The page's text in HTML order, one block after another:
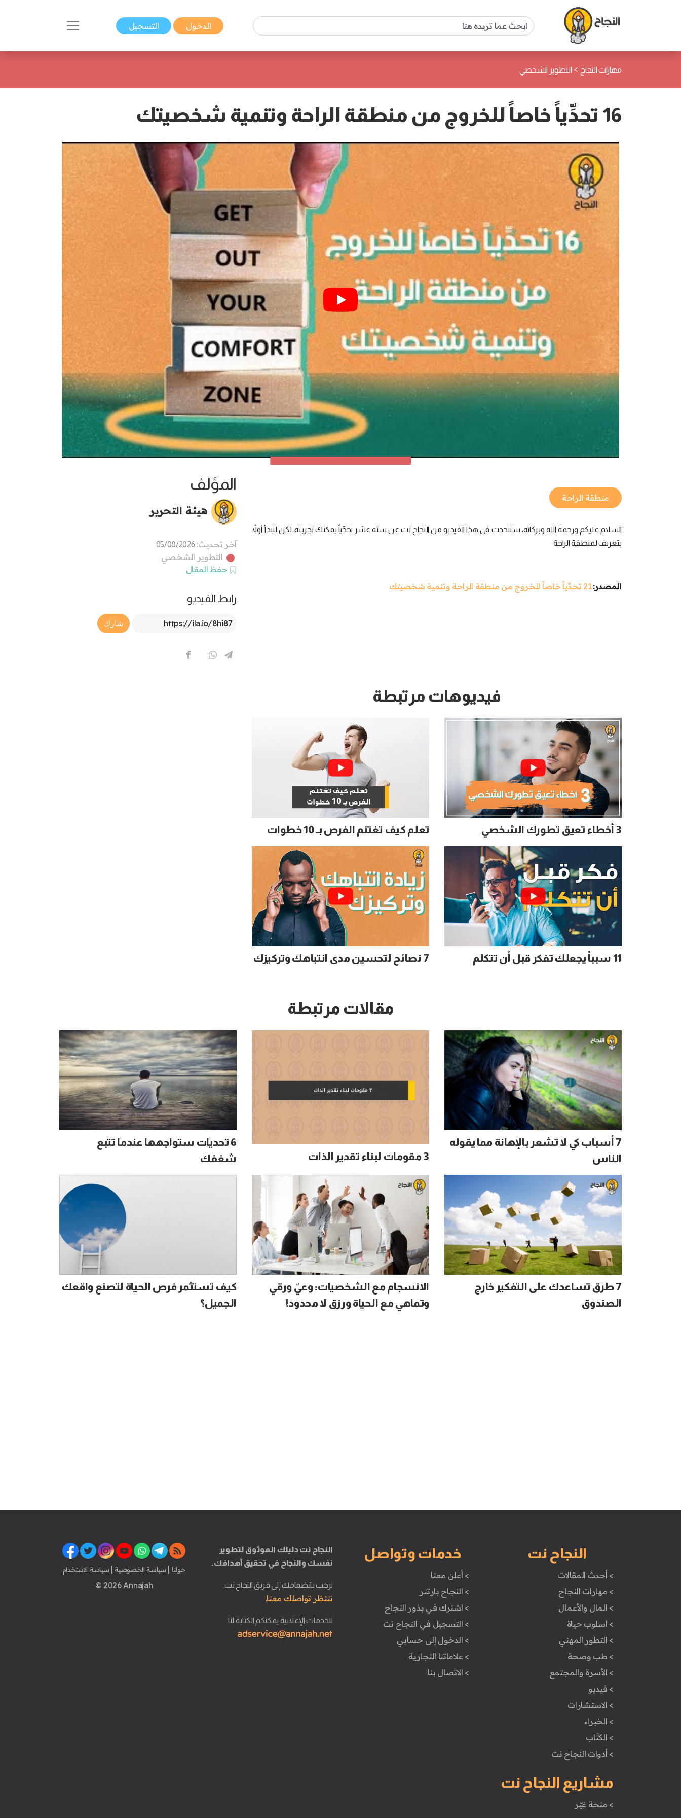
الدخول التسجيل
مهارات النجاح > التطوير الشخصي
16 تحدِّياً خاصاً للخروج من منطقة الراحة وتنمية شخصيتك
منطقة الراحة
السلام عليكم ورحمة الله وبركاته، سنتحدث في هذا الفيديو من النجاح نت عن ستة عشر تحدِّياً يمكنك تجربته، لكن لنبدأ أولاً
بتعريف لمنطقة الراحة
المصدر:21 تحدِّياً خاصاً للخروج من منطقة الراحة وتنمية شخصيتك
المؤلف
هيئة التحرير
آخر تحديث: 05/08/2026
التطوير الشخصي
حفظ المقال
رابط الفيديو
Article Link
شارك
فيديوهات مرتبطة
3 أخطاء تعيق تطورك الشخصي تعلم كيف تغتنم الفرص بـ 10 خطوات
11 سبباً يجعلك تفكر قبل أن تتكلم 7 نصائح لتحسين مدى انتباهك وتركيزك
مقالات مرتبطة
7 أسباب كي لا تشعر بالإهانة مما يقوله
الناس
3 مقومات لبناء تقدير الذات
6 تحديات ستواجهها عندما تتبع
شغفك
7 طرق تساعدك على التفكير خارج
الصندوق
الانسجام مع الشخصيات: وعيٌ ورقي
وتماهي مع الحياة ورزق لا محدود!
كيف تستثمر فرص الحياة لتصنع واقعك
الجميل؟
النجاح نت
> أحدث المقالات
> مهارات النجاح
> المال والأعمال
> اسلوب حياة
> التطور المهني
> طب وصحة
> الأسرة والمجتمع
> فيديو
> الاستشارات
> الخبراء
> الكتَاب
> أدوات النجاح نت
مشاريع النجاح نت
> منحة غيّر
خدمات وتواصل
> أعلن معنا
> النجاح بارتنر
> اشترك في بذور النجاح
> التسجيل في النجاح نت
> الدخول إلى حسابي
> علاماتنا التجارية
> الاتصال بنا
النجاح نت دليلك الموثوق لتطوير
نفسك والنجاح في تحقيق أهدافك.
نرحب بانضمامك إلى فريق النجاح نت.
ننتظر تواصلك معنا.
للخدمات الإعلانية يمكنكم الكتابة لنا
حولنا | سياسة الخصوصية | سياسة الاستخدام
© 2026 Annajah